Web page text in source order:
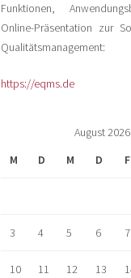
Funktionen,
Online-Präsentation zur
Qualitätsmanagement:
https://eqms.de
August 2026
M
D M D F
3 4 5 6 7
10 11 12 13